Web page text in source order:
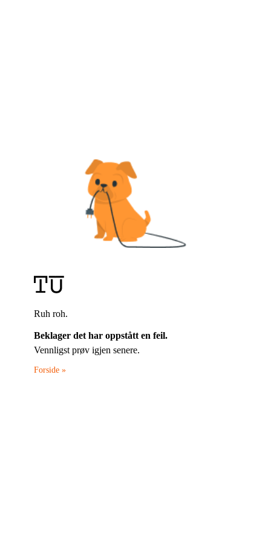
Ruh roh.
Beklager det har oppstått en feil.
Vennligst prøv igjen senere.
Forside »